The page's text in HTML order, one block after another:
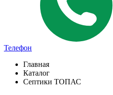
Телефон
Главная
Каталог
Септики ТОПАС